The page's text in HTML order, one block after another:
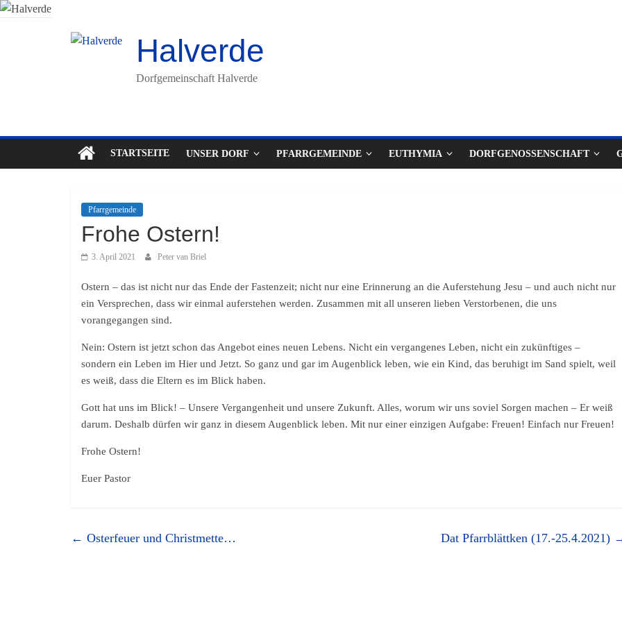
Halverde
Dorfgemeinschaft Halverde
STARTSEITE UNSER DORF PFARRGEMEINDE EUTHYMIA DORFGENOSSENSCHAFT
Pfarrgemeinde
Frohe Ostern!
3. April 2021 Peter van Briel
Ostern – das ist nicht nur das Ende der Fastenzeit; nicht nur eine Erinnerung an die Auferstehung Jesu – und auch nicht nur
ein Versprechen, dass wir einmal auferstehen werden. Zusammen mit all unseren lieben Verstorbenen, die uns
vorangegangen sind.
Nein: Ostern ist jetzt schon das Angebot eines neuen Lebens. Nicht ein vergangenes Leben, nicht ein zukünftiges –
sondern ein Leben im Hier und Jetzt. So ganz und gar im Augenblick leben, wie ein Kind, das beruhigt im Sand spielt, weil
es weiß, dass die Eltern es im Blick haben.
Gott hat uns im Blick! – Unsere Vergangenheit und unsere Zukunft. Alles, worum wir uns soviel Sorgen machen – Er weiß
darum. Deshalb dürfen wir ganz in diesem Augenblick leben. Mit nur einer einzigen Aufgabe: Freuen! Einfach nur Freuen!
Frohe Ostern!
Euer Pastor
← Osterfeuer und Christmette… Dat Pfarrblättken (17.-25.4.2021)